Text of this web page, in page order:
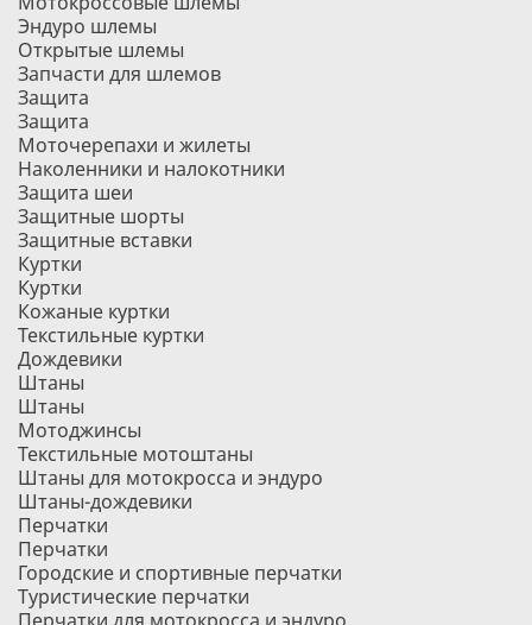
Эндуро шлемы
Открытые шлемы
Запчасти для шлемов
Защита
Защита
Моточерепахи и жилеты
Наколенники и налокотники
Защита шеи
Защитные шорты
Защитные вставки
Куртки
Куртки
Кожаные куртки
Текстильные куртки
Дождевики
Штаны
Штаны
Мотоджинсы
Текстильные мотоштаны
Штаны для мотокросса и эндуро
Штаны-дождевики
Перчатки
Перчатки
Городские и спортивные перчатки
Туристические перчатки